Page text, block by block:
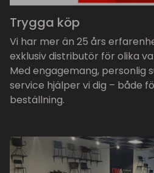
Trygga köp
Vi har mer än 25 års
exklusiv distributör för olika
Med engagemang, personlig
service hjälper vi dig – både
beställning.